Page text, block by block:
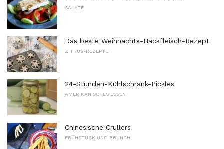
SALATE
Das beste Weihnachts-Hackfleisch-Rezept
ZITRUS-REZEPTE
24-Stunden-Kühlschrank-Pickles
AMERIKANISCHES ESSEN
Chinesische Crullers
FRÜHSTÜCK UND BRUNCH